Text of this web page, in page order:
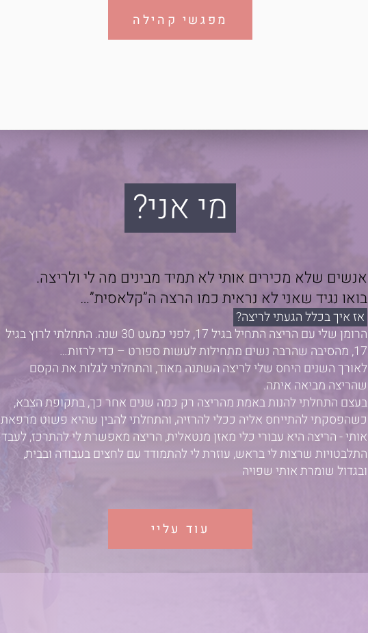
מפגשי קהילה
מי אני?
אנשים שלא מכירים אותי לא תמיד מבינים מה לי ולריצה.
בואו נגיד שאני לא נראית כמו הרצה ה”קלאסית”…
אז איך בכלל הגעתי לריצה?
הרומן שלי עם הריצה התחיל בגיל 17, לפני כמעט 30 שנה.
התחלתי לרוץ בגיל
17, מהסיבה שהרבה נשים מתחילות לעשות ספורט – כדי לרזות…
לאורך השנים היחס שלי לריצה השתנה מאוד, והתחלתי לגלות את הקסם
שהריצה מביאה איתה.
בעצם התחלתי להנות באמת מהריצה רק כמה שנים אחר כך, בתקופת הצבא,
כשהפסקתי להתייחס אליה ככלי להרזיה, והתחלתי להבין שהיא פשוט מרפאת
אותי -הריצה היא עבורי כלי מאזן מנטאלית, הריצה מאפשרת לי להתרכז, לעבד
התלבטויות שרצות לי בראש, עוזרת לי להתמודד עם לחצים בעבודה ובבית,
ובגדול שומרת אותי שפויה
עוד עליי